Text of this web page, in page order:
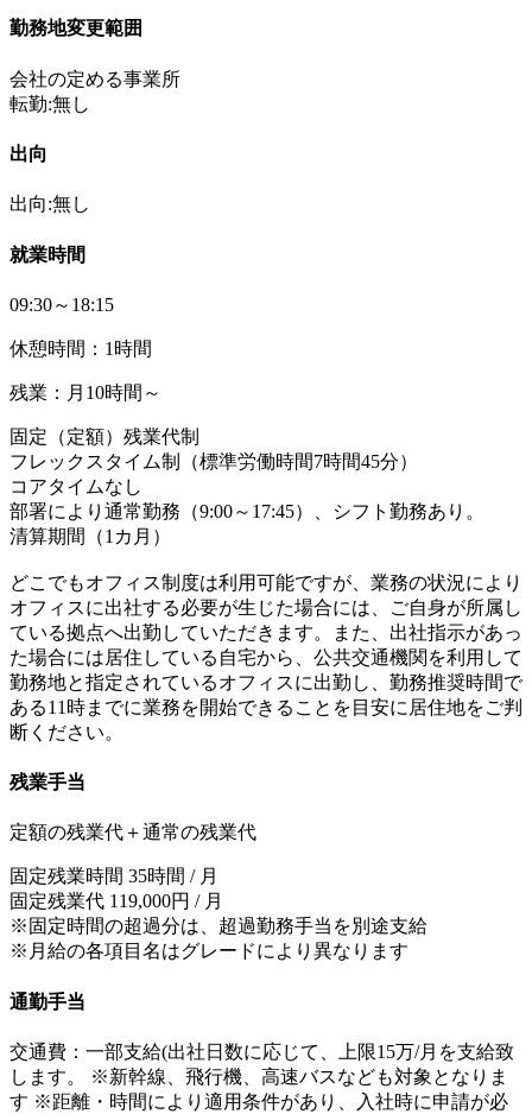
勤務地変更範囲
会社の定める事業所
転勤:無し
出向
出向:無し
就業時間
09:30～18:15
休憩時間：1時間
残業：月10時間～
固定（定額）残業代制
フレックスタイム制（標準労働時間7時間45分）
コアタイムなし
部署により通常勤務（9:00～17:45）、シフト勤務あり。
清算期間（1カ月）
どこでもオフィス制度は利用可能ですが、業務の状況により
オフィスに出社する必要が生じた場合には、ご自身が所属し
ている拠点へ出勤していただきます。また、出社指示があっ
た場合には居住している自宅から、公共交通機関を利用して
勤務地と指定されているオフィスに出勤し、勤務推奨時間で
ある11時までに業務を開始できることを目安に居住地をご判
断ください。
残業手当
定額の残業代＋通常の残業代
固定残業時間 35時間 / 月
固定残業代 119,000円 / 月
※固定時間の超過分は、超過勤務手当を別途支給
※月給の各項目名はグレードにより異なります
通勤手当
交通費：一部支給(出社日数に応じて、上限15万/月を支給致
します。 ※新幹線、飛行機、高速バスなども対象となりま
す ※距離・時間により適用条件があり、入社時に申請が必